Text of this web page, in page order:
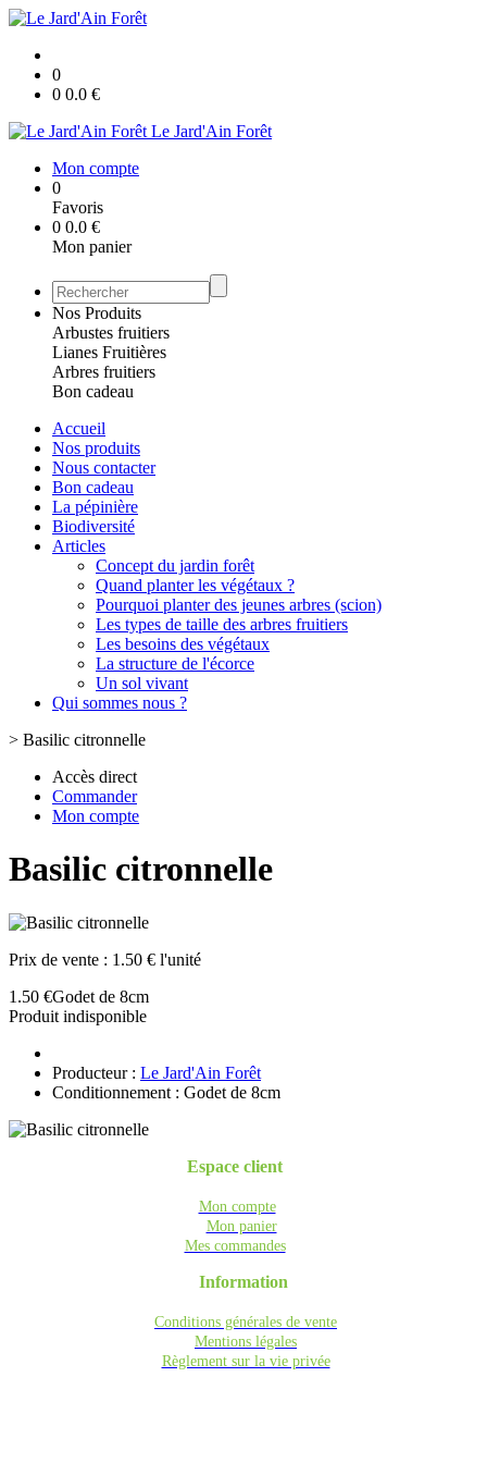
0
0 0.0 €
Le Jard'Ain Forêt
Mon compte
0
Favoris
0 0.0 €
Mon panier
Nos Produits
Arbustes fruitiers
Lianes Fruitières
Arbres fruitiers
Bon cadeau
Accueil
Nos produits
Nous contacter
Bon cadeau
La pépinière
Biodiversité
Articles
Concept du jardin forêt
Quand planter les végétaux ?
Pourquoi planter des jeunes arbres (scion)
Les types de taille des arbres fruitiers
Les besoins des végétaux
La structure de l'écorce
Un sol vivant
Qui sommes nous ?
> Basilic citronnelle
Accès direct
Commander
Mon compte
Basilic citronnelle
Prix de vente : 1.50 € l'unité
1.50 €Godet de 8cm
Produit indisponible
Producteur : Le Jard'Ain Forêt
Conditionnement : Godet de 8cm
Espace client
Mon compte
Mon panier
Mes commandes
Information
Conditions générales de vente
Mentions légales
Règlement sur la vie privée